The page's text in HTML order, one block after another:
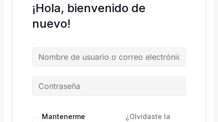
¡Hola, bienvenido de
nuevo!
Mantenerme
¿Olvidaste la